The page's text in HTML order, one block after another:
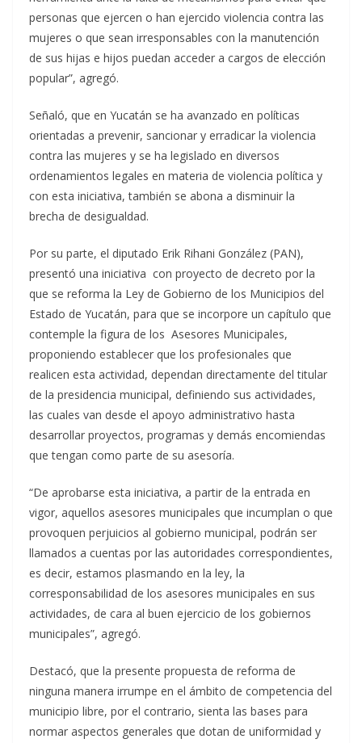
personas que ejercen o han ejercido violencia contra las
mujeres o que sean irresponsables con la manutención
de sus hijas e hijos puedan acceder a cargos de elección
popular”, agregó.
Señaló, que en Yucatán se ha avanzado en políticas
orientadas a prevenir, sancionar y erradicar la violencia
contra las mujeres y se ha legislado en diversos
ordenamientos legales en materia de violencia política y
con esta iniciativa, también se abona a disminuir la
brecha de desigualdad.
Por su parte, el diputado Erik Rihani González (PAN),
presentó una iniciativa con proyecto de decreto por la
que se reforma la Ley de Gobierno de los Municipios del
Estado de Yucatán, para que se incorpore un capítulo que
contemple la figura de los Asesores Municipales,
proponiendo establecer que los profesionales que
realicen esta actividad, dependan directamente del titular
de la presidencia municipal, definiendo sus actividades,
las cuales van desde el apoyo administrativo hasta
desarrollar proyectos, programas y demás encomiendas
que tengan como parte de su asesoría.
“De aprobarse esta iniciativa, a partir de la entrada en
vigor, aquellos asesores municipales que incumplan o que
provoquen perjuicios al gobierno municipal, podrán ser
llamados a cuentas por las autoridades correspondientes,
es decir, estamos plasmando en la ley, la
corresponsabilidad de los asesores municipales en sus
actividades, de cara al buen ejercicio de los gobiernos
municipales”, agregó.
Destacó, que la presente propuesta de reforma de
ninguna manera irrumpe en el ámbito de competencia del
municipio libre, por el contrario, sienta las bases para
normar aspectos generales que dotan de uniformidad y